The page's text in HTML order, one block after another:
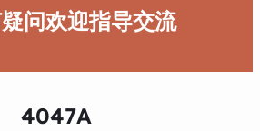
问欢迎指导交流
4047A